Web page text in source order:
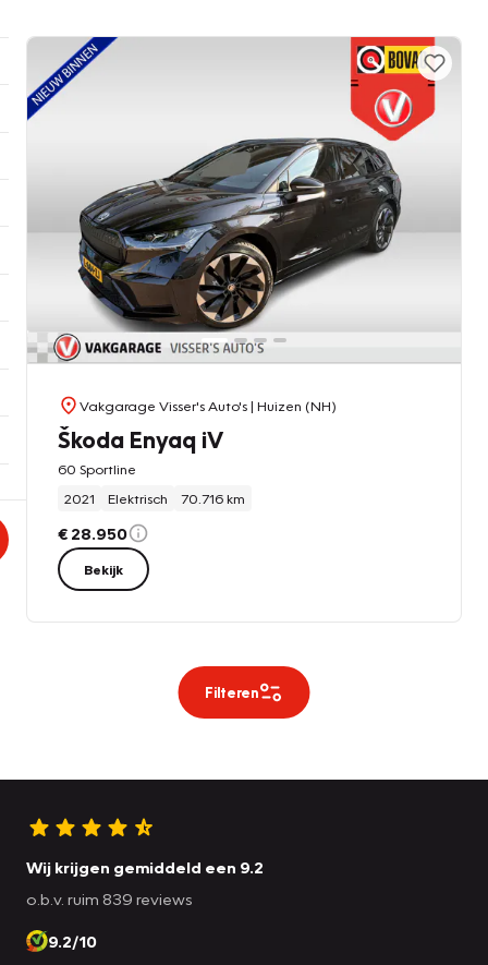
Vakgarage Visser's Auto's| Huizen (NH)
Škoda Enyaq iV
60 Sportline
2021
Elektrisch 70.716 km
€ 28.950
Bekijk
Filteren
Wij krijgen gemiddeld een 9.2
o.b.v. ruim 839 reviews
9.2/10